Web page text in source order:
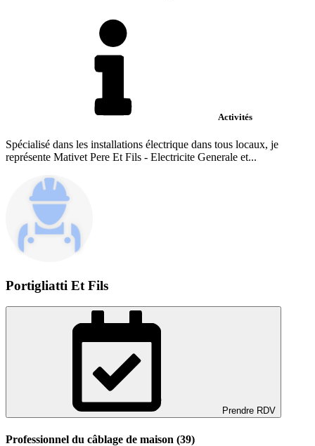
Activités
Spécialisé dans les installations électrique dans tous locaux, je
représente Mativet Pere Et Fils - Electricite Generale et...
Portigliatti Et Fils
Prendre RDV
Professionnel du câblage de maison (39)